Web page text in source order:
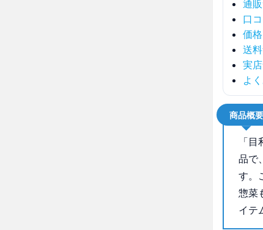
通
口
価
送
実
よ
商品概要
「
品で
す。
惣菜
イテ